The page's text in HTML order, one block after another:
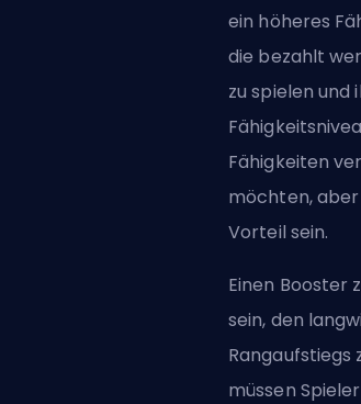
ein höheres
die bezahlt
zu spielen und
Fähigkeiten
möchten,
Vorteil sein.
Einen Booster
sein, den
Rangaufstiegs
müssen